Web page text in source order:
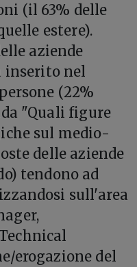
(il 63% delle
estere).
aziende
nel
(22%
"Quali figure
sul medio-
delle aziende
tendono ad
sull'area
erogazione del